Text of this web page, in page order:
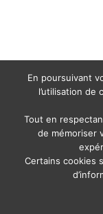
En poursuivant
l’utilisation de
Tout en
de mémoriser
Certains cookies